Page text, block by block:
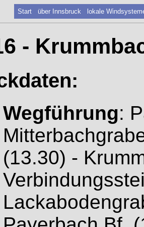
Start über Innsbruck lokale
-
Wegführung:
(13.30) -